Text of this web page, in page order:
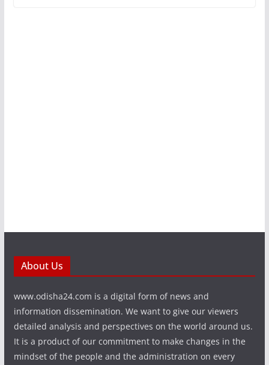
About Us
www.odisha24.com is a digital form of news and
information dissemination. We want to give our viewers
detailed analysis and perspectives on the world around us.
It is a product of our commitment to make changes in the
mindset of the people and the administration on every